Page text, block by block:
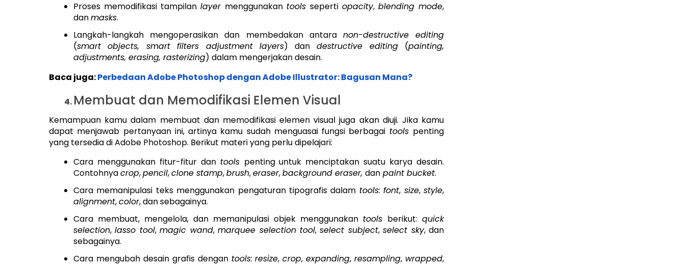
Proses memodifikasi tampilan layer menggunakan tools seperti opacity, blending mode,
danmasks.
Langkah-langkah mengoperasikan dan membedakan antara non-destructive editing
(smart objects, smart filters adjustment layers) dandestructive editing (painting,
adjustments, erasing, rasterizing) dalam mengerjakan desain.
Baca juga:Perbedaan Adobe Photoshop dengan Adobe Illustrator: Bagusan Mana?
Membuat dan Memodifikasi Elemen Visual
Kemampuan kamu dalam membuat dan memodifikasi elemen visual juga akan diuji. Jika kamu
dapat menjawab pertanyaan ini, artinya kamu sudah menguasai fungsi berbagai tools penting
yang tersedia di Adobe Photoshop. Berikut materi yang perlu dipelajari:
Cara menggunakan fitur-fitur dan tools penting untuk menciptakan suatu karya desain.
Contohnyacrop,pencil,clone stamp,brush,eraser,background eraser, dan paint bucket.
Cara memanipulasi teks menggunakan pengaturan tipografis dalam tools:font, size,style,
alignment,color, dan sebagainya.
Cara membuat, mengelola, dan memanipulasi objek menggunakan tools berikut: quick
selection,lasso tool,magic wand,marquee selection tool,select subject,select sky, dan
sebagainya.
Cara mengubah desain grafis dengan tools:resize,crop,expanding,resampling, wrapped,